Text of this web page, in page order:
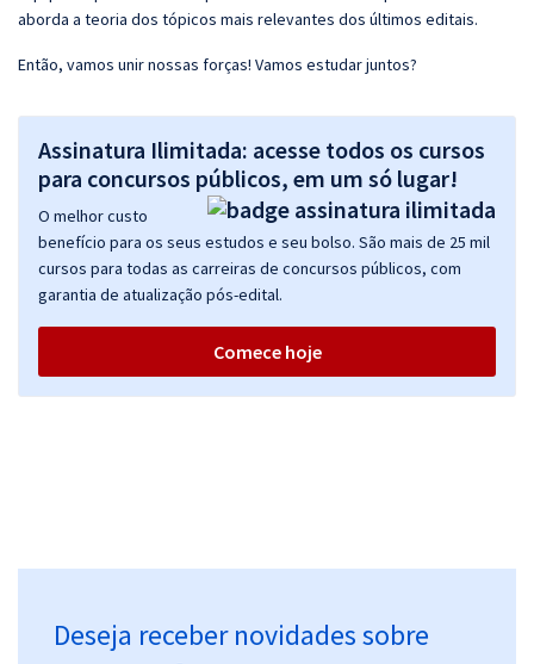
aborda a teoria dos tópicos mais relevantes dos últimos editais.
Então, vamos unir nossas forças! Vamos estudar juntos?
Assinatura Ilimitada: acesse todos os cursos
para concursos públicos, em um só lugar!
O melhor custo
benefício para os seus estudos e seu bolso. São mais de 25 mil
cursos para todas as carreiras de concursos públicos, com
garantia de atualização pós-edital.
Comece hoje
Deseja receber novidades sobre